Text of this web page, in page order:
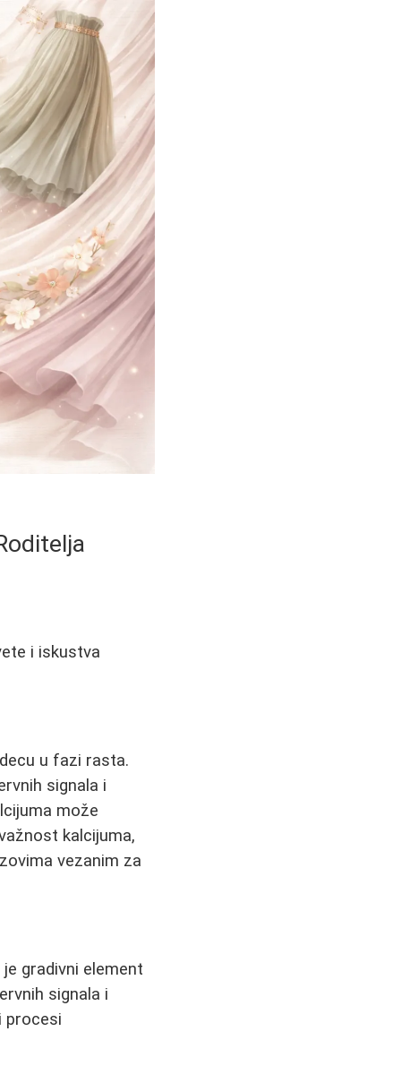
i iskustva
u fazi rasta.
signala i
može
kalcijuma,
vezanim za
gradivni element
signala i
procesi